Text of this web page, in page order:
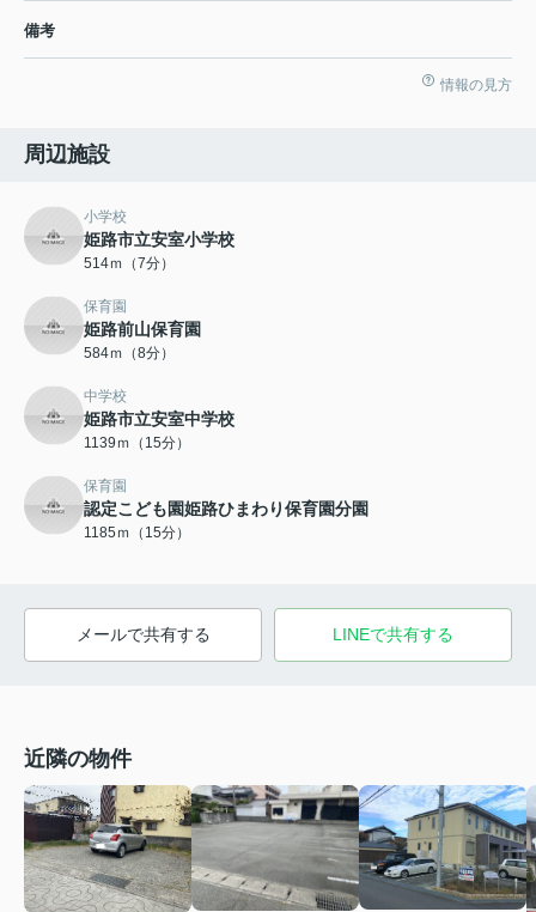
備考
情報の見方
周辺施設
小学校
姫路市立安室小学校
514ｍ（7分）
保育園
姫路前山保育園
584ｍ（8分）
中学校
姫路市立安室中学校
1139ｍ（15分）
保育園
認定こども園姫路ひまわり保育園分園
1185ｍ（15分）
メールで共有する LINEで共有する
近隣の物件